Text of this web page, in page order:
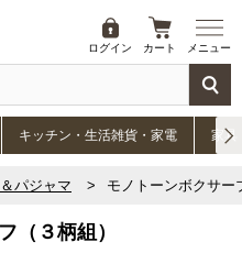
ログイン カート メニュー
キッチン・生活雑貨・家電 家具
パジャマ モノトーンボクサー
（３柄組）